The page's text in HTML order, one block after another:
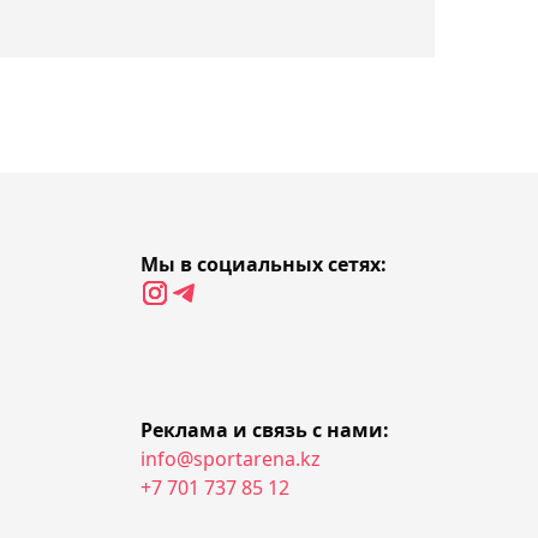
Анкалаев объяснил,
00:44, 07 августа 2026
В FIFPRO заявили, что
00:10, 07 августа 2026
Мы в социальных сетях:
Реклама и связь с нами:
info@sportarena.kz
+7 701 737 85 12